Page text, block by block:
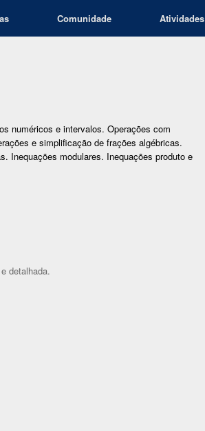
Comunidade Atividades
numéricos e intervalos. Operações com
e simplificação de frações algébricas.
Inequações modulares. Inequações produto e
detalhada.